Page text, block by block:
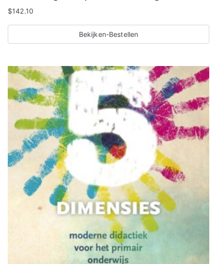
$142.10
Bekijken-Bestellen